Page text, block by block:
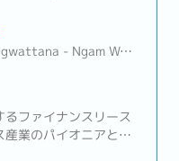
Din Daeng/Vibhavadi/Don Muang, Sai Mai
ファイナンスリース
業のパイオニアとし